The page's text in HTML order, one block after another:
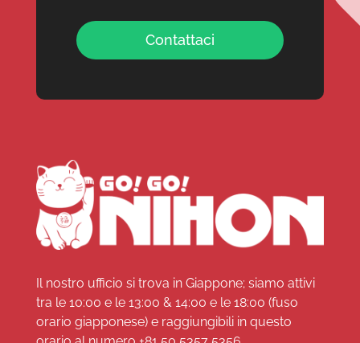
Contattaci
Il nostro ufficio si trova in Giappone; siamo attivi
tra le 10:00 e le 13:00 & 14:00 e le 18:00 (fuso
orario giapponese) e raggiungibili in questo